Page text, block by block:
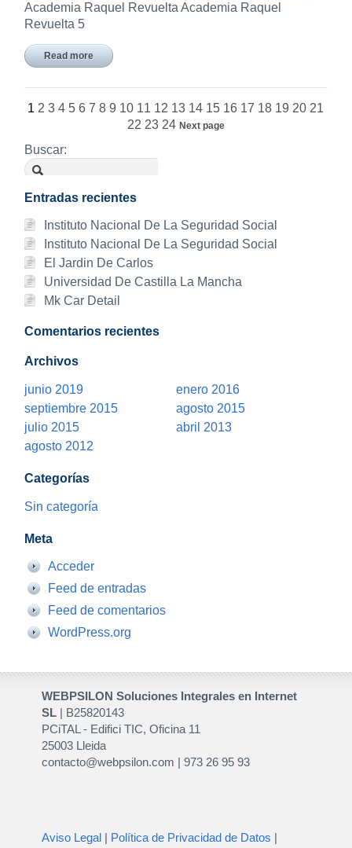
Academia Raquel Revuelta Academia Raquel
Revuelta 5
Read more
1 2 3 4 5 6 7 8 9 10 11 12 13 14 15 16 17 18 19 20 21
22 23 24 Next page
Buscar:
Entradas recientes
Instituto Nacional De La Seguridad Social
Instituto Nacional De La Seguridad Social
El Jardin De Carlos
Universidad De Castilla La Mancha
Mk Car Detail
Comentarios recientes
Archivos
junio 2019
enero 2016
septiembre 2015
agosto 2015
julio 2015
abril 2013
agosto 2012
Categorías
Sin categoría
Meta
Acceder
Feed de entradas
Feed de comentarios
WordPress.org
WEBPSILON Soluciones Integrales en Internet
SL| B25820143
PCiTAL - Edifici TIC, Oficina 11
25003 Lleida
contacto@webpsilon.com | 973 26 95 93
Aviso Legal| Política de Privacidad de Datos |